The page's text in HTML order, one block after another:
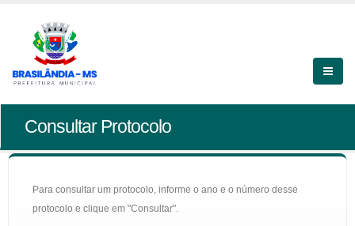
Consultar Protocolo
Para consultar um protocolo, informe o ano e o número desse
protocolo e clique em "Consultar".